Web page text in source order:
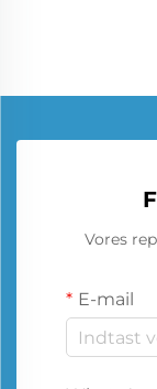
Vores
E-mail